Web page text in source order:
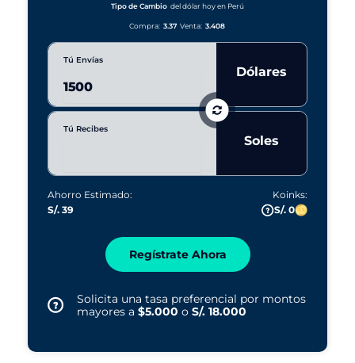
Tipo de Cambio del dólar hoy en Perú
Compra: 3.37 Venta: 3.408
Tú Envías
Dólares
Tú Recibes
Soles
Ahorro Estimado:
S/. 39
Koinks:
S/. 0
Regístrate Ahora
Solicita una tasa preferencial por montos
mayores a $5.000 o S/. 18.000